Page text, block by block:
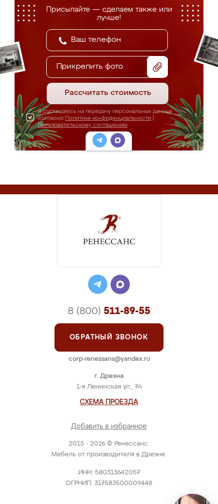
Присылайте — сделаем также или
лучше!
Прикрепить фото
Рассчитать стоимость
Я соглашаюсь на передачу персональных данных
согласно Политике конфиденциальности
Пользовательскому соглашению
2015 - 2026 © Ренессанс.
Мебель от производителя в Дрезне.
ИНН: 580313642057
ОГРНИП: 317583500009448
г. Дрезна
1-я Ленинская ул., 7А
СХЕМА ПРОЕЗДА
Добавить в избранное
8 (800) 511-89-55
ОБРАТНЫЙ ЗВОНОК
corp-renessans@yandex.ru